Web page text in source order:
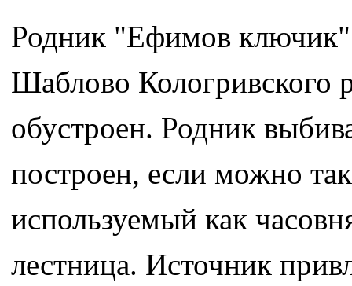
Родник "Ефимов
Шаблово Кологривского
обустроен. Родник
построен, если можно
используемый как
лестница. Источник